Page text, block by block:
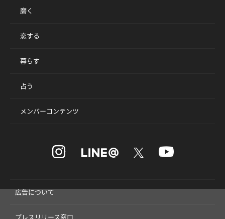
磨く
恋する
暮らす
占う
メンバーコンテンツ
広告について
プレスリリース窓口